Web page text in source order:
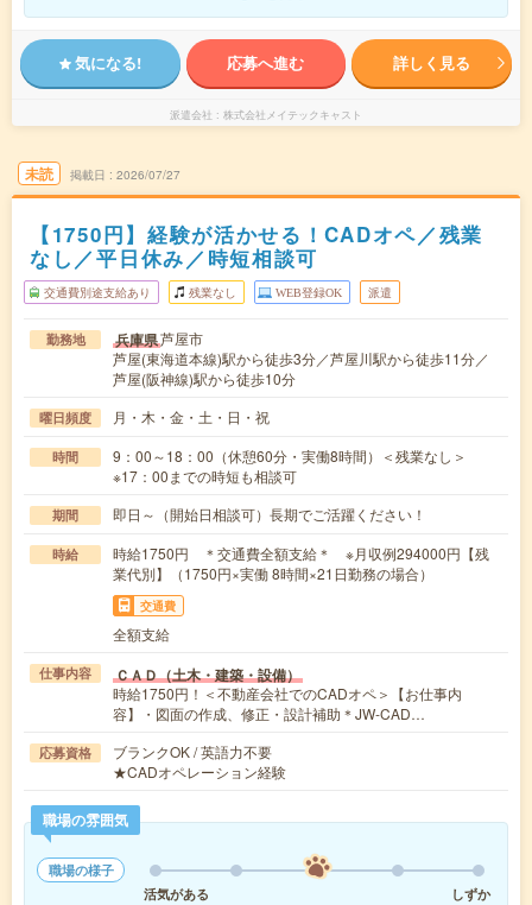
気になる! 応募へ進む 詳しく見る
派遣会社 株式会社メイテックキャスト
未読 掲載日 2026/07/27
【1750円】経験が活かせる！CADオペ／残業
なし／平日休み／時短相談可
交通費別途支給あり 残業なし WEB登録OK 派遣
勤務地 兵庫県芦屋市
芦屋(東海道本線)駅から徒歩3分／芦屋川駅から徒歩11分／
芦屋(阪神線)駅から徒歩10分
曜日頻度 月・木・金・土・日・祝
時間
9：00～18：00（休憩60分・実働8時間）＜残業なし＞
※17：00までの時短も相談可
期間 即日～（開始日相談可）長期でご活躍ください！
時給
時給1750円 ＊交通費全額支給＊ ※月収例294000円【残
業代別】（1750円×実働 8時間×21日勤務の場合）
交通費
全額支給
仕事内容 ＣＡＤ（土木・建築・設備）
時給1750円！＜不動産会社でのCADオペ＞【お仕事内
容】・図面の作成、修正・設計補助＊JW-CAD…
応募資格
ブランクOK / 英語力不要
★CADオペレーション経験
職場の雰囲気
職場の様子
活気がある
しずか